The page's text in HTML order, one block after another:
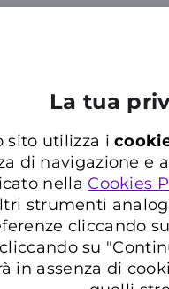
La tua
sito utilizza i
di navigazione
nella Cookies
strumenti
cliccando su
su
in assenza di
o
del tecnico?
del tecnico
del tuo prodotto